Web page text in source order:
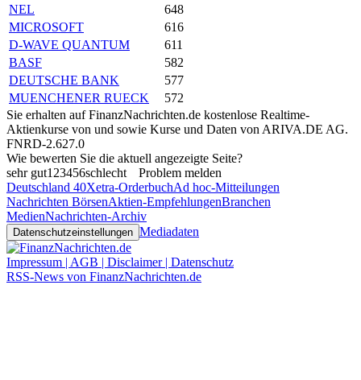
NEL
648
MICROSOFT
616
D-WAVE QUANTUM
611
BASF
582
DEUTSCHE BANK
577
MUENCHENER RUECK
572
Sie erhalten auf FinanzNachrichten.de kostenlose Realtime-
Aktienkurse von und sowie Kurse und Daten von ARIVA.DE AG.
FNRD-2.627.0
Wie bewerten Sie die aktuell angezeigte Seite?
sehr gut1 23456schlecht
Problem melden
Deutschland 40Xetra-OrderbuchAd hoc-Mitteilungen
Nachrichten BörsenAktien-EmpfehlungenBranchen
MedienNachrichten-Archiv
Datenschutzeinstellungen Mediadaten
Impressum | AGB | Disclaimer | Datenschutz
RSS-News von FinanzNachrichten.de